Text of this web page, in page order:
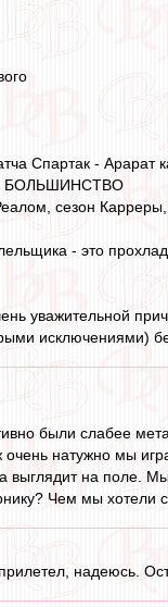
Спартак - Арарат
БОЛЬШИНСТВО
сезон
- это
уважительной
исключениями)
были слабее
натужно мы
выглядит на
Чем мы
надеюсь.